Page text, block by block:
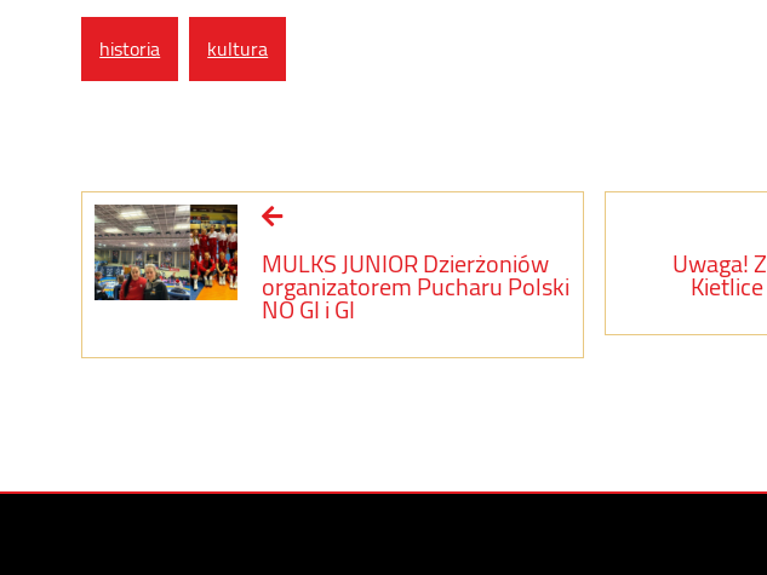
historia kultura
MULKS JUNIOR Dzierżoniów
organizatorem Pucharu Polski
NO GI i GI
Uwaga!